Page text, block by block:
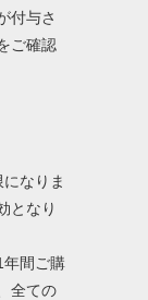
付与さ
ご確認
なりま
となり
年間ご購
全ての